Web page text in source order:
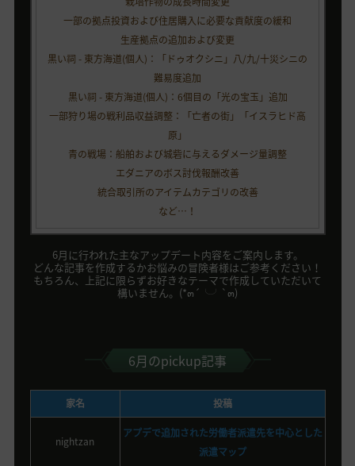
一部の拠点投資および住居購入に必要な貢献度の緩和
生産拠点の追加および変更
黒い祠 - 東方海道(個人)：「ドゥオクシニ」八/九/十災シニの
難易度追加
黒い祠 - 東方海道(個人)：6個目の「光の宝玉」追加
一部狩り場の戦利品収益調整：「亡者の街」「イスラヒド高
原」
青の戦場：船舶および城砦に与えるダメージ量調整
エダニアのボス討伐報酬改善
統合取引所のアイテムカテゴリの改善
など…！
6月に行われた主なアップデート内容をご案内します。
どんな記事を作成するかお悩みの冒険者様はご参考ください！
もちろん、上記に限らずお好きなテーマで作成していただいて
構いません。(*๓´╰╯`๓)
6月のpickup記事
家名 投稿
nightzan
アプデで追加された労働者派遣先を中心とした
派遣マップ